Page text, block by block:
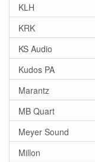
KLH
KRK
KS Audio
Kudos PA
Marantz
MB Quart
Meyer Sound
Millon